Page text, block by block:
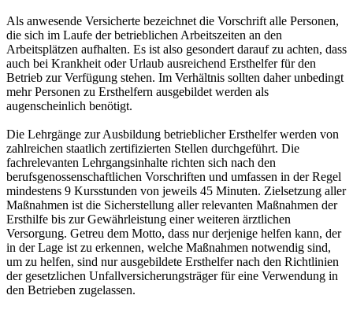
Als anwesende Versicherte bezeichnet die Vorschrift alle Personen,
die sich im Laufe der betrieblichen Arbeitszeiten an den
Arbeitsplätzen aufhalten. Es ist also gesondert darauf zu achten, dass
auch bei Krankheit oder Urlaub ausreichend Ersthelfer für den
Betrieb zur Verfügung stehen. Im Verhältnis sollten daher unbedingt
mehr Personen zu Ersthelfern ausgebildet werden als
augenscheinlich benötigt.
Die Lehrgänge zur Ausbildung betrieblicher Ersthelfer werden von
zahlreichen staatlich zertifizierten Stellen durchgeführt. Die
fachrelevanten Lehrgangsinhalte richten sich nach den
berufsgenossenschaftlichen Vorschriften und umfassen in der Regel
mindestens 9 Kursstunden von jeweils 45 Minuten. Zielsetzung aller
Maßnahmen ist die Sicherstellung aller relevanten Maßnahmen der
Ersthilfe bis zur Gewährleistung einer weiteren ärztlichen
Versorgung. Getreu dem Motto, dass nur derjenige helfen kann, der
in der Lage ist zu erkennen, welche Maßnahmen notwendig sind,
um zu helfen, sind nur ausgebildete Ersthelfer nach den Richtlinien
der gesetzlichen Unfallversicherungsträger für eine Verwendung in
den Betrieben zugelassen.